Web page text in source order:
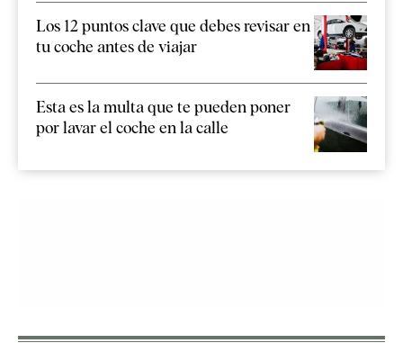
Los 12 puntos clave que debes revisar en
tu coche antes de viajar
Esta es la multa que te pueden poner
por lavar el coche en la calle